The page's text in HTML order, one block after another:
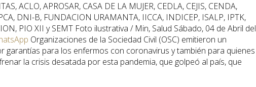
ACLO, APROSAR, CASA DE LA MUJER, CEDLA, CEJIS, CENDA,
DNI-B, FUNDACION URAMANTA, IICCA, INDICEP, ISALP, IPTK,
PIO XII y SEMT Foto ilustrativa / Min, Salud Sábado, 04 de Abril del
Organizaciones de la Sociedad Civil (OSC) emitieron un
garantías para los enfermos con coronavirus y también para quienes
la crisis desatada por esta pandemia, que golpeó al país, que